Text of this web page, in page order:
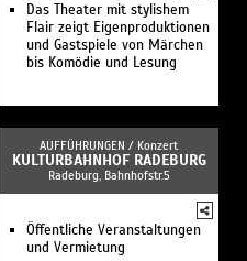
Das Theater mit stylishem
Flair zeigt Eigenproduktionen
und Gastspiele von Märchen
bis Komödie und Lesung
AUFFÜHRUNGEN / Konzert
KULTURBAHNHOF RADEBURG
Radeburg, Bahnhofstr.5
Öffentliche Veranstaltungen
und Vermietung